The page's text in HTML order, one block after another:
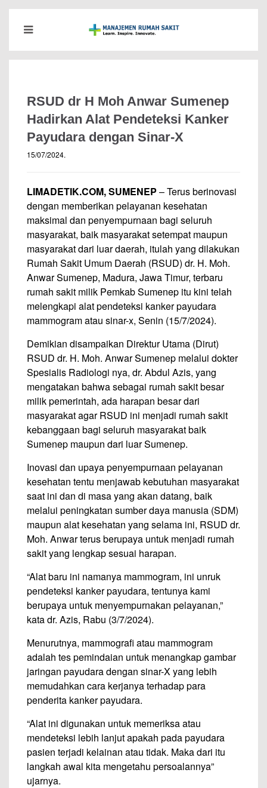
RSUD dr H Moh Anwar Sumenep
Hadirkan Alat Pendeteksi Kanker
Payudara dengan Sinar-X
15/07/2024.
LIMADETIK.COM, SUMENEP – Terus berinovasi
dengan memberikan pelayanan kesehatan
maksimal dan penyempurnaan bagi seluruh
masyarakat, baik masyarakat setempat maupun
masyarakat dari luar daerah, itulah yang dilakukan
Rumah Sakit Umum Daerah (RSUD) dr. H. Moh.
Anwar Sumenep, Madura, Jawa Timur, terbaru
rumah sakit milik Pemkab Sumenep itu kini telah
melengkapi alat pendeteksi kanker payudara
mammogram atau sinar-x, Senin (15/7/2024).
Demikian disampaikan Direktur Utama (Dirut)
RSUD dr. H. Moh. Anwar Sumenep melalui dokter
Spesialis Radiologi nya, dr. Abdul Azis, yang
mengatakan bahwa sebagai rumah sakit besar
milik pemerintah, ada harapan besar dari
masyarakat agar RSUD ini menjadi rumah sakit
kebanggaan bagi seluruh masyarakat baik
Sumenep maupun dari luar Sumenep.
Inovasi dan upaya penyempurnaan pelayanan
kesehatan tentu menjawab kebutuhan masyarakat
saat ini dan di masa yang akan datang, baik
melalui peningkatan sumber daya manusia (SDM)
maupun alat kesehatan yang selama ini, RSUD dr.
Moh. Anwar terus berupaya untuk menjadi rumah
sakit yang lengkap sesuai harapan.
“Alat baru ini namanya mammogram, ini unruk
pendeteksi kanker payudara, tentunya kami
berupaya untuk menyempurnakan pelayanan,”
kata dr. Azis, Rabu (3/7/2024).
Menurutnya, mammografi atau mammogram
adalah tes pemindaian untuk menangkap gambar
jaringan payudara dengan sinar-X yang lebih
memudahkan cara kerjanya terhadap para
penderita kanker payudara.
“Alat ini digunakan untuk memeriksa atau
mendeteksi lebih lanjut apakah pada payudara
pasien terjadi kelainan atau tidak. Maka dari itu
langkah awal kita mengetahu persoalannya”
ujarnya.